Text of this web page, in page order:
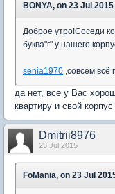
BONYA, on 23 Jul
Доброе утро!Соседи
буква"г" у нашего
senia1970 ,совсем всё
да нет, все у Вас
квартиру и свой
Dmitrii8976
23 Jul 2015
FoMania, on 23 Jul